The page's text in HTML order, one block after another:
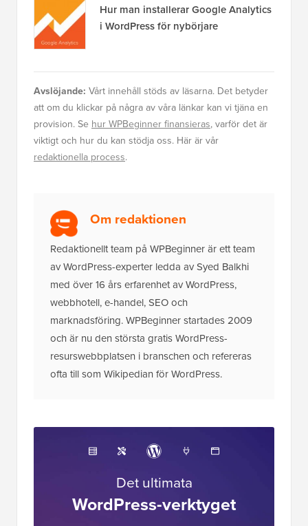
Hur man installerar Google Analytics
i WordPress för nybörjare
Avslöjande: Vårt innehåll stöds av läsarna. Det betyder
att om du klickar på några av våra länkar kan vi tjäna en
provision. Se hur WPBeginner finansieras, varför det är
viktigt och hur du kan stödja oss. Här är vår
redaktionella process.
Om redaktionen
Redaktionellt team på WPBeginner är ett team
av WordPress-experter ledda av Syed Balkhi
med över 16 års erfarenhet av WordPress,
webbhotell, e-handel, SEO och
marknadsföring. WPBeginner startades 2009
och är nu den största gratis WordPress-
resurswebbplatsen i branschen och refereras
ofta till som Wikipedian för WordPress.
Det ultimata
WordPress-verktyget